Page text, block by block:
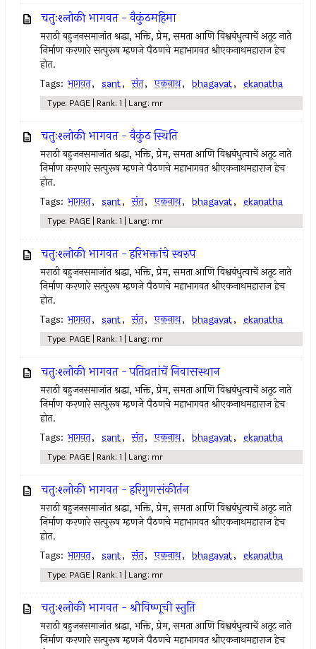
चतुःश्लोकी भागवत - वैकुंठमहिमा
मराठी बहुजनसमाजांत श्रद्धा, भक्ति, प्रेम, समता आणि विश्वबंधुत्वाचें अतूट नाते
निर्माण करणारे सत्पुरूष म्हणजे पैठणचे महाभागवत श्रीएकनाथमहाराज हेच
होत.
Tags: भागवत, sant, संत, एकनाथ, bhagavat, ekanatha
Type: PAGE | Rank: 1 | Lang: mr
चतुःश्लोकी भागवत - वैकुंठ स्थिति
मराठी बहुजनसमाजांत श्रद्धा, भक्ति, प्रेम, समता आणि विश्वबंधुत्वाचें अतूट नाते
निर्माण करणारे सत्पुरूष म्हणजे पैठणचे महाभागवत श्रीएकनाथमहाराज हेच
होत.
Tags: भागवत, sant, संत, एकनाथ, bhagavat, ekanatha
Type: PAGE | Rank: 1 | Lang: mr
चतुःश्लोकी भागवत - हरिभक्तांचे स्वरुप
मराठी बहुजनसमाजांत श्रद्धा, भक्ति, प्रेम, समता आणि विश्वबंधुत्वाचें अतूट नाते
निर्माण करणारे सत्पुरूष म्हणजे पैठणचे महाभागवत श्रीएकनाथमहाराज हेच
होत.
Tags: भागवत, sant, संत, एकनाथ, bhagavat, ekanatha
Type: PAGE | Rank: 1 | Lang: mr
चतुःश्लोकी भागवत - पतिव्रतांचें निवासस्थान
मराठी बहुजनसमाजांत श्रद्धा, भक्ति, प्रेम, समता आणि विश्वबंधुत्वाचें अतूट नाते
निर्माण करणारे सत्पुरूष म्हणजे पैठणचे महाभागवत श्रीएकनाथमहाराज हेच
होत.
Tags: भागवत, sant, संत, एकनाथ, bhagavat, ekanatha
Type: PAGE | Rank: 1 | Lang: mr
चतुःश्लोकी भागवत - हरिगुणसंकीर्तन
मराठी बहुजनसमाजांत श्रद्धा, भक्ति, प्रेम, समता आणि विश्वबंधुत्वाचें अतूट नाते
निर्माण करणारे सत्पुरूष म्हणजे पैठणचे महाभागवत श्रीएकनाथमहाराज हेच
होत.
Tags: भागवत, sant, संत, एकनाथ, bhagavat, ekanatha
Type: PAGE | Rank: 1 | Lang: mr
चतुःश्लोकी भागवत - श्रीविष्णूची स्तुति
मराठी बहुजनसमाजांत श्रद्धा, भक्ति, प्रेम, समता आणि विश्वबंधुत्वाचें अतूट नाते
निर्माण करणारे सत्पुरूष म्हणजे पैठणचे महाभागवत श्रीएकनाथमहाराज हेच